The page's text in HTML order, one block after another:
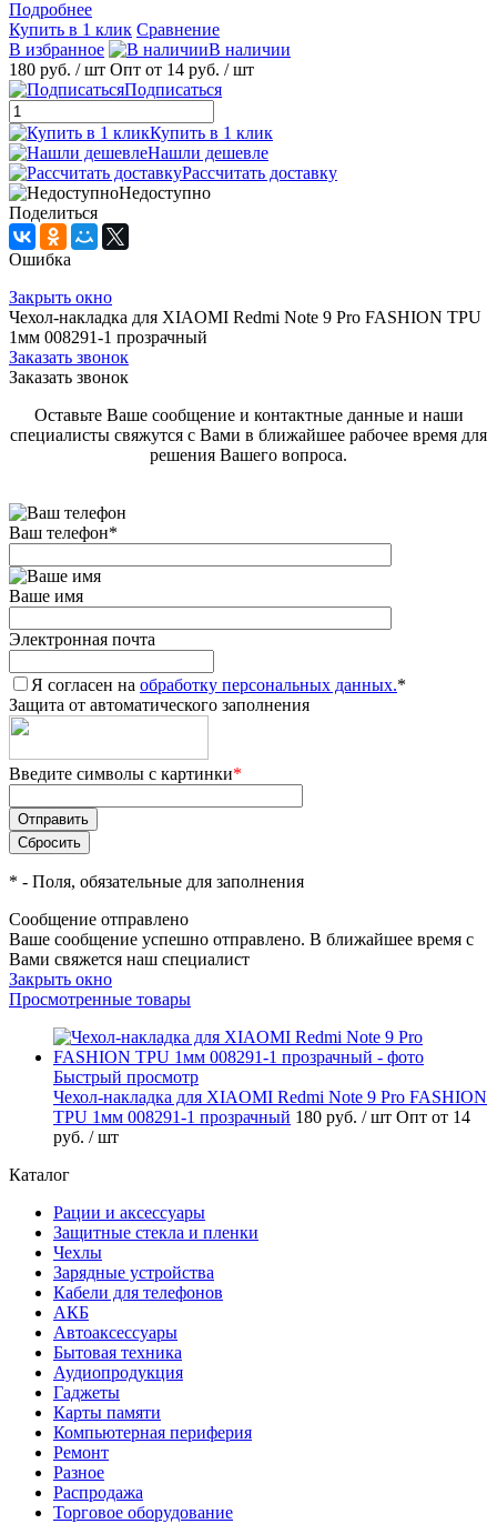
Подробнее
Купить в 1 клик Сравнение
В избранное
В наличии
180 руб. / шт Опт от 14 руб. / шт
Подписаться
Купить в 1 клик
Нашли дешевле
Рассчитать доставку
Недоступно
Поделиться
Ошибка
Закрыть окно
Чехол-накладка для XIAOMI Redmi Note 9 Pro FASHION TPU
1мм 008291-1 прозрачный
Заказать звонок
Заказать звонок
Оставьте Ваше сообщение и контактные данные и наши
специалисты свяжутся с Вами в ближайшее рабочее время для
решения Вашего вопроса.
Ваш телефон*
Ваше имя
Электронная почта
Я согласен на обработку персональных данных.*
Защита от автоматического заполнения
Введите символы с картинки*
* - Поля, обязательные для заполнения
Сообщение отправлено
Ваше сообщение успешно отправлено. В ближайшее время с
Вами свяжется наш специалист
Закрыть окно
Просмотренные товары
Быстрый просмотр
Чехол-накладка для XIAOMI Redmi Note 9 Pro FASHION
TPU 1мм 008291-1 прозрачный 180 руб. / шт Опт от 14
руб. / шт
Каталог
Рации и аксессуары
Защитные стекла и пленки
Чехлы
Зарядные устройства
Кабели для телефонов
АКБ
Автоаксессуары
Бытовая техника
Аудиопродукция
Гаджеты
Карты памяти
Компьютерная периферия
Ремонт
Разное
Распродажа
Торговое оборудование